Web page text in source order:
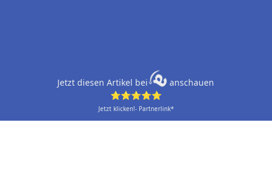
Jetzt diesen Artikel bei
anschauen
⭐⭐⭐⭐⭐
Jetzt klicken!- Partnerlink*